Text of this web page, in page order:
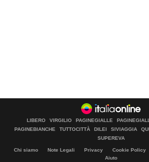
LIBERO VIRGILIO PAGINEGIALLE
PAGINEBIANCHE
TUTTOCITTÀ DILEI SIVIAGGIA
SUPEREVA
Chi siamo Note Legali Privacy Cookie Policy
Aiuto